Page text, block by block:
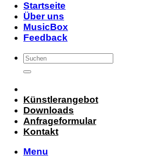
Startseite
Über uns
MusicBox
Feedback
Künstlerangebot
Downloads
Anfrageformular
Kontakt
Menu